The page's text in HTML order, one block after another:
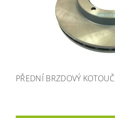
PŘEDNÍ BRZDOVÝ KOTOUČ